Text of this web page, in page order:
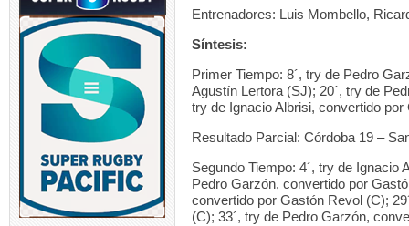
Entrenadores: Luis Mombello,
Síntesis:
Primer Tiempo: 8´, try de Pedro
Agustín Lertora (SJ); 20´, try de
try de Ignacio Albrisi, convertido
Resultado Parcial: Córdoba 19 –
Segundo Tiempo: 4´, try de Ignacio
Pedro Garzón, convertido por
convertido por Gastón Revol (C);
(C); 33´, try de Pedro Garzón,